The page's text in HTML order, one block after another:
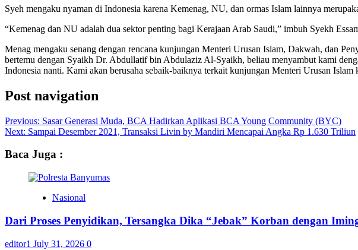
Syeh mengaku nyaman di Indonesia karena Kemenag, NU, dan ormas Islam lainnya
“Kemenag dan NU adalah dua sektor penting bagi Kerajaan Arab Saudi,” imbuh Syekh
Menag mengaku senang dengan rencana kunjungan Menteri Urusan Islam, Dakwah, dan
bertemu dengan Syaikh Dr. Abdullatif bin Abdulaziz Al-Syaikh, beliau menyambut kami
Indonesia nanti. Kami akan berusaha sebaik-baiknya terkait kunjungan Menteri Urusan
Post navigation
Previous: Sasar Generasi Muda, BCA Hadirkan Aplikasi BCA Young Community (BYC)
Next: Sampai Desember 2021, Transaksi Livin by Mandiri Mencapai Angka Rp 1.630 Triliun
Baca Juga :
Nasional
Dari Proses Penyidikan, Tersangka Dika “Jebak” Korban dengan
editor1 July 31, 2026 0